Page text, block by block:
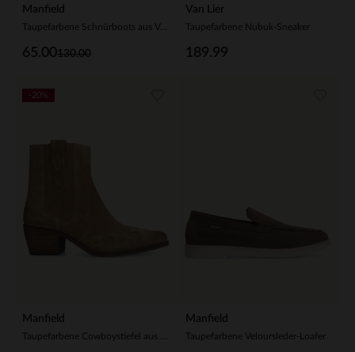
Manfield
130.00
65.00
Van Lier
Taupefarbene Nubuk-Sneaker
189.99
Manfield
-20%
Manfield
Taupefarbene Veloursleder-Loafer